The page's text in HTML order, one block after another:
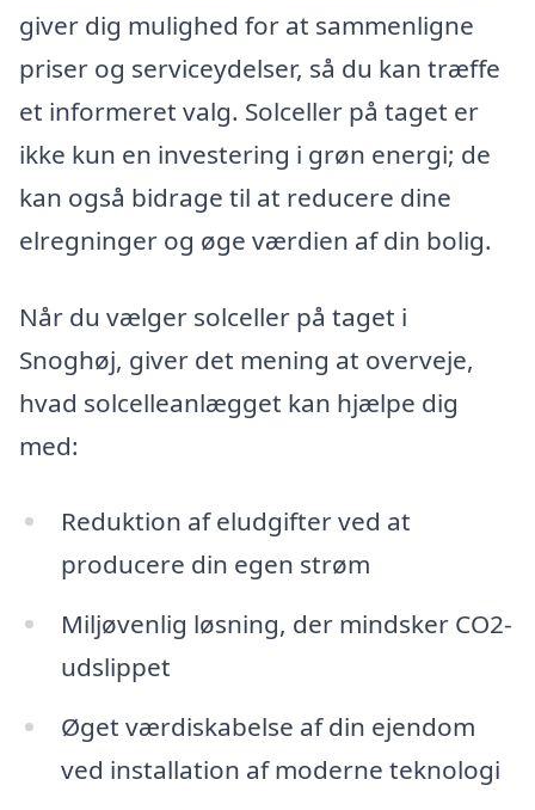
giver dig mulighed for at sammenligne
priser og serviceydelser, så du kan træffe
et informeret valg. Solceller på taget er
ikke kun en investering i grøn energi; de
kan også bidrage til at reducere dine
elregninger og øge værdien af din bolig.
Når du vælger solceller på taget i
Snoghøj, giver det mening at overveje,
hvad solcelleanlægget kan hjælpe dig
med:
Reduktion af eludgifter ved at
producere din egen strøm
Miljøvenlig løsning, der mindsker CO2-
udslippet
Øget værdiskabelse af din ejendom
ved installation af moderne teknologi